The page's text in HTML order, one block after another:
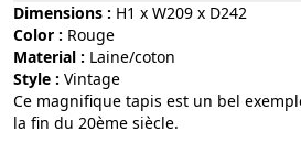
Dimensions : H1 x W209 x D242
Color :
rouge
Material :
laine/coton
Style :
vintage
Ce magnifique tapis est un bel
la fin du 20ème siècle.